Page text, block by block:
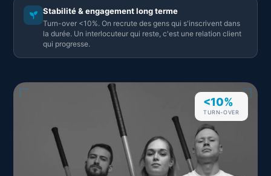
Stabilité & engagement long terme
Turn-over <10%. On recrute des gens qui s'inscrivent dans
la durée. Un interlocuteur qui reste, c'est une relation client
qui progresse.
<10%
TURN-OVER